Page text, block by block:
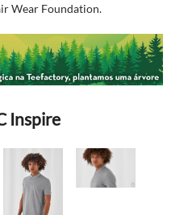
Wear Foundation.
Inspire